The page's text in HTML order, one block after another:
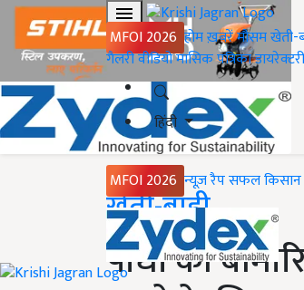
MFOI 2026 होमख़बरेंमौसमखेती-
गैलरीवीडियोमासिक पत्रिकाडायरेक्टरी
हिंदी
MFOI 2026 न्यूज़ रैपसफल किसान
Home
खेती-बाड़ी
पौधों की